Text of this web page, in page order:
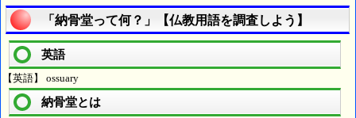
「納骨堂って何？」【仏教用語を調査しよう】
英語
【英語】 ossuary
納骨堂とは